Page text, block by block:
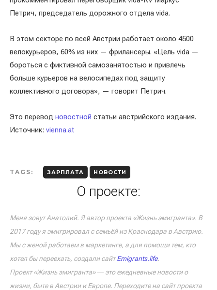
Петрич, председатель дорожного отдела vida.
В этом секторе по всей Австрии работает около 4500
велокурьеров, 60% из них — фрилансеры. «Цель vida —
бороться с фиктивной самозанятостью и привлечь
больше курьеров на велосипедах под защиту
коллективного договора», — говорит Петрич.
Это перевод новостной статьи австрийского издания.
Источник: vienna.at
TAGS: ЗАРПЛАТА НОВОСТИ
О проекте:
Меня зовут Анатолий. Я автор проекта «Жизнь эмигранта». В
2017 году я эмигрировал с семьёй из Краснодара в Австрию.
Мы с женой работаем в маркетинге, а для помощи тем, кто
хотел бы переехать, создали сайтEmigrants.life.
Проект «Жизнь эмигранта» ― это ежедневные новости о
жизни, быте в Австрии и Европе. Переходите на сайт проекта